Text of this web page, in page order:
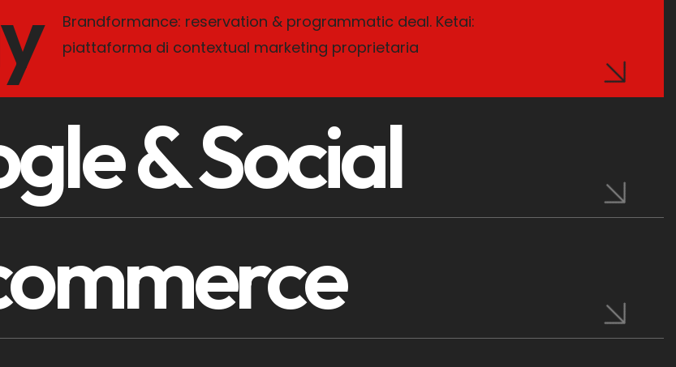
Brandformance: reservation & programmatic deal. Ketai:
piattaforma di contextual marketing proprietaria
& Social